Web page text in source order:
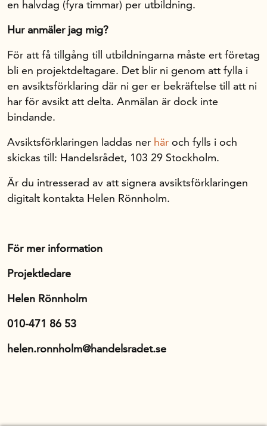
en halvdag (fyra timmar) per utbildning.
Hur anmäler jag mig?
För att få tillgång till utbildningarna måste ert företag
bli en projektdeltagare. Det blir ni genom att fylla i
en avsiktsförklaring där ni ger er bekräftelse till att ni
har för avsikt att delta. Anmälan är dock inte
bindande.
Avsiktsförklaringen laddas ner här och fylls i och
skickas till: Handelsrådet, 103 29 Stockholm.
Är du intresserad av att signera avsiktsförklaringen
digitalt kontakta Helen Rönnholm.
För mer information
Projektledare
Helen Rönnholm
010-471 86 53
helen.ronnholm@handelsradet.se